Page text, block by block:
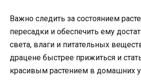
Важно следить за состоянием
пересадки и обеспечить ему
света, влаги и питательных
драцене быстрее прижиться и
красивым растением в домашних